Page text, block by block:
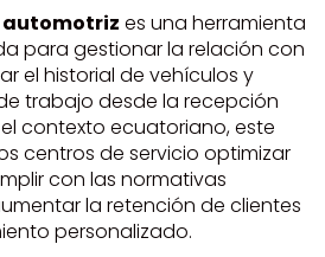
automotriz es una herramienta
para gestionar la relación con
el historial de vehículos y
trabajo desde la recepción
contexto ecuatoriano, este
centros de servicio optimizar
con las normativas
la retención de clientes
personalizado.